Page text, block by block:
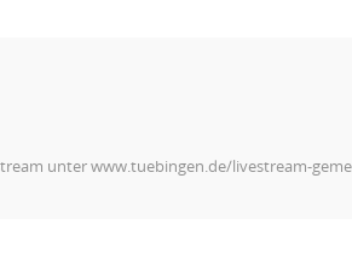
unter www.tuebingen.de/livestream-